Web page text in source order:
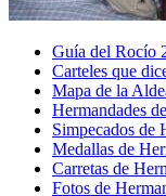
Guía del Rocío
Carteles que
Mapa de la
Hermandades
Simpecados de
Medallas de
Carretas de
Fotos de